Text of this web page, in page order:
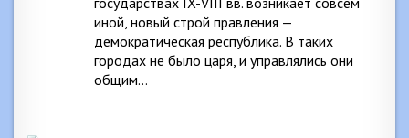
иной, новый строй правления —
демократическая республика. В таких
городах не было царя, и управлялись они
общим…